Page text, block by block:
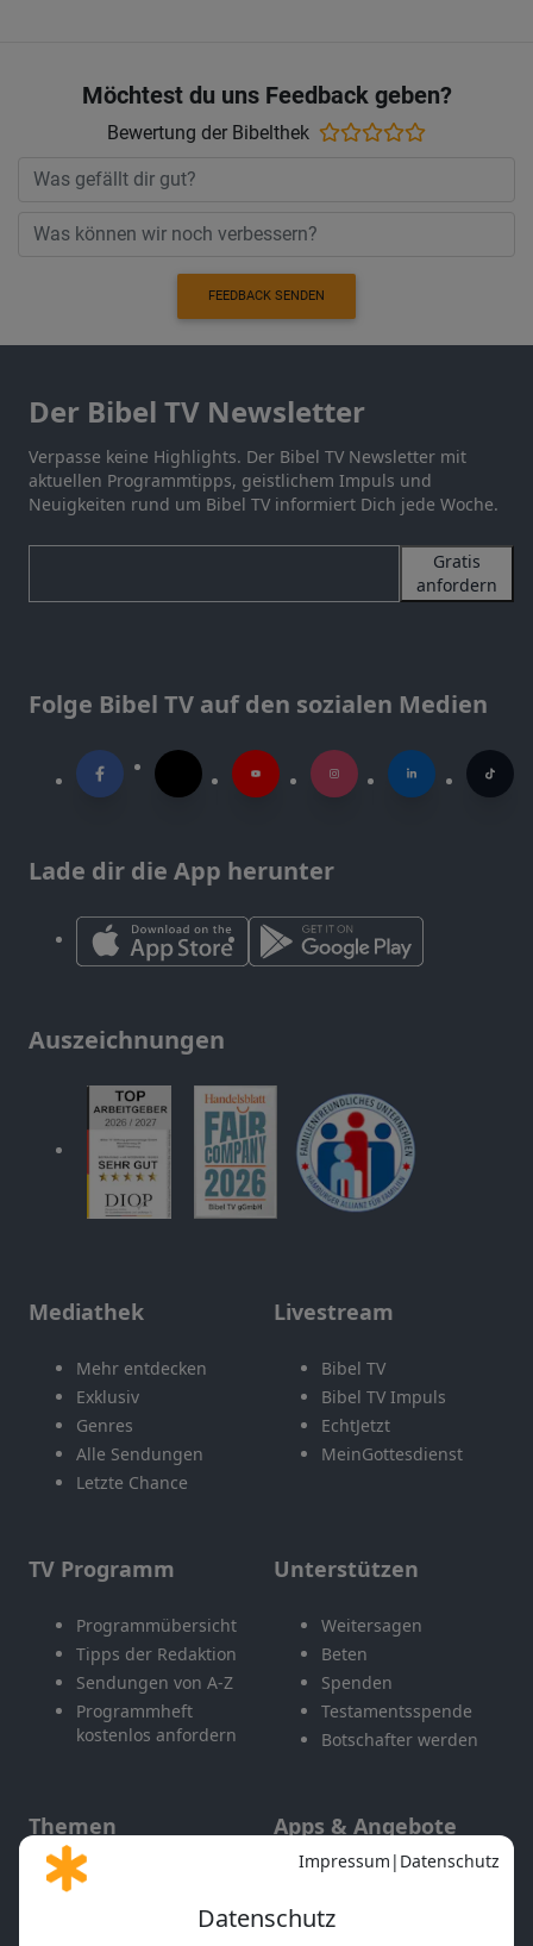
Möchtest du uns Feedback geben?
Bewertung der Bibelthek
FEEDBACK SENDEN
Der Bibel TV Newsletter
Verpasse keine Highlights. Der Bibel TV Newsletter mit
aktuellen Programmtipps, geistlichem Impuls und
Neuigkeiten rund um Bibel TV informiert Dich jede Woche.
Gratis
anfordern
Folge Bibel TV auf den sozialen Medien
Lade dir die App herunter
Auszeichnungen
Mediathek
Mehr entdecken
Exklusiv
Genres
Alle Sendungen
Letzte Chance
Livestream
Bibel TV
Bibel TV Impuls
EchtJetzt
MeinGottesdienst
TV Programm
Programmübersicht
Tipps der Redaktion
Sendungen von A-Z
Programmheft
kostenlos anfordern
Unterstützen
Weitersagen
Beten
Spenden
Testamentsspende
Botschafter werden
Themen
Gott und Bibel erklärt
Apps & Angebote
Mobile App